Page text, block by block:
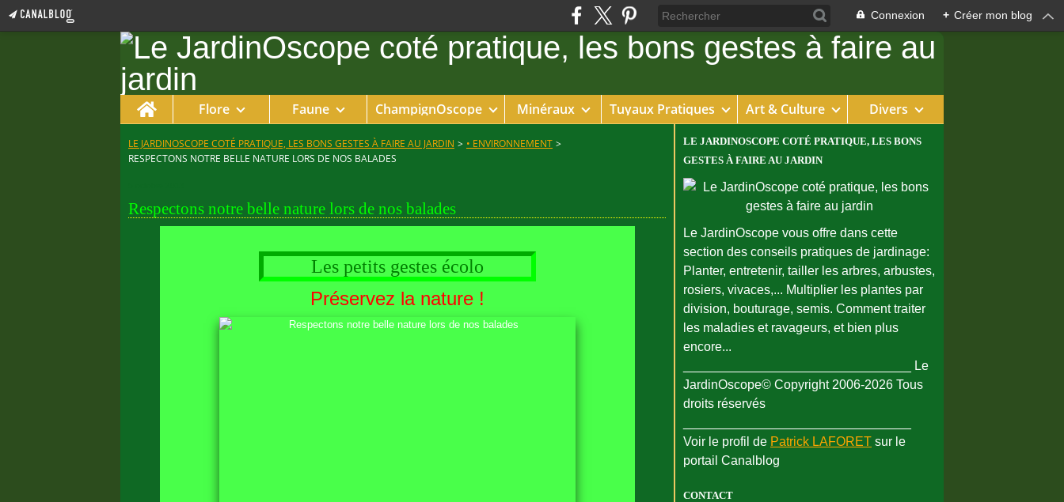
Connexion + Créer mon blog
Home Flore Faune ChampignOscope Minéraux Tuyaux Pratiques Art & Culture Divers
LE JARDINOSCOPE COTÉ PRATIQUE, LES BONS GESTES À FAIRE AU JARDIN > • ENVIRONNEMENT >
RESPECTONS NOTRE BELLE NATURE LORS DE NOS BALADES
Respectons notre belle nature lors de nos balades
Les petits gestes écolo
Préservez la nature !
LE JARDINOSCOPE COTÉ PRATIQUE, LES BONS
GESTES À FAIRE AU JARDIN
Le JardinOscope vous offre dans cette
section des conseils pratiques de jardinage:
Planter, entretenir, tailler les arbres, arbustes,
rosiers, vivaces,... Multiplier les plantes par
division, bouturage, semis. Comment traiter
les maladies et ravageurs, et bien plus
encore...
________________________________ Le
JardinOscope© Copyright 2006-2026 Tous
droits réservés
Voir le profil de Patrick LAFORET sur le
portail Canalblog
CONTACT